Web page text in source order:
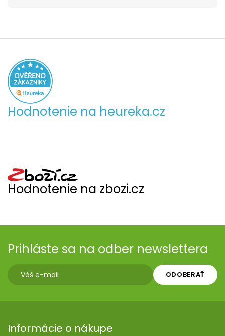
Hodnotenie na heureka.cz
Hodnotenie na zbozi.cz
Prihláste sa na odber newslettera
ODOBERAŤ
Informácie o nákupe